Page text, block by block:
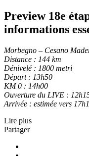
Preview 18e
informations
Morbegno – Cesano
Distance : 144 km
Dénivelé : 1800 metri
Départ : 13h50
KM 0 : 14h00
Ouverture du LIVE :
Arrivée : estimée vers
Lire plus
Partager